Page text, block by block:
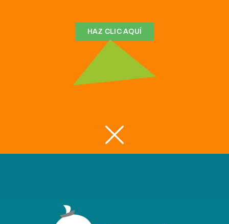
HAZ CLIC AQUÍ